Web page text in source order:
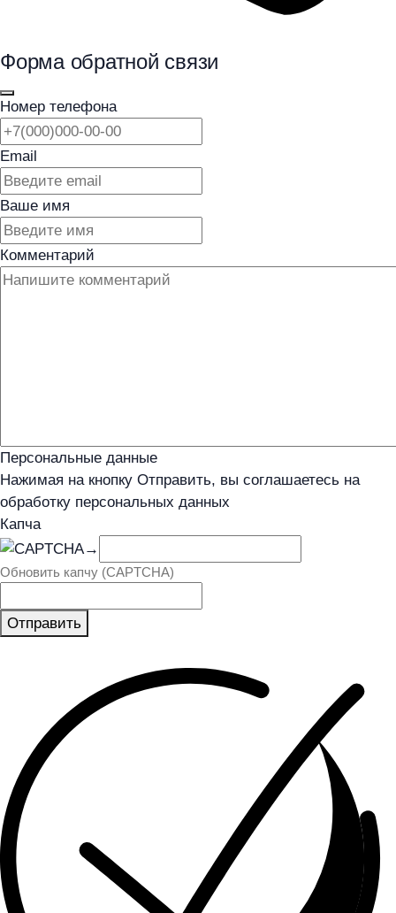
Форма обратной связи
Номер телефона
Email
Ваше имя
Комментарий
Персональные данные
Нажимая на кнопку Отправить, вы соглашаетесь на
обработку персональных данных
Капча
→
Обновить капчу (CAPTCHA)
Отправить